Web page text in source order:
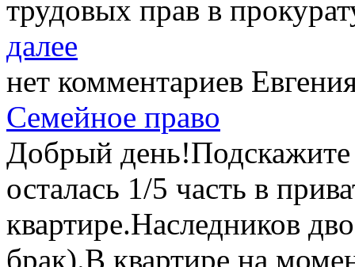
трудовых прав в
далее
нет комментариев
Семейное право
Добрый день!Подскажите
осталась 1/5 часть в
квартире.Наследников
брак).В квартире на